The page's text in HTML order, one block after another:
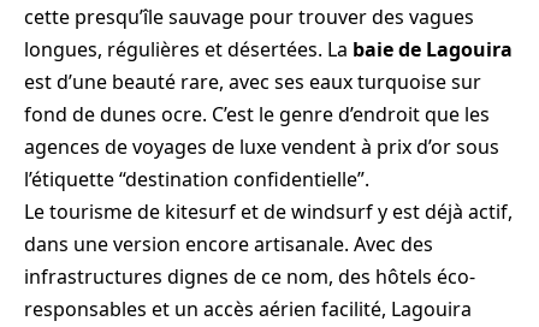
cette presqu’île sauvage pour trouver des vagues
longues, régulières et désertées. La baie de Lagouira
est d’une beauté rare, avec ses eaux turquoise sur
fond de dunes ocre. C’est le genre d’endroit que les
agences de voyages de luxe vendent à prix d’or sous
l’étiquette “destination confidentielle”.
Le tourisme de kitesurf et de windsurf y est déjà actif,
dans une version encore artisanale. Avec des
infrastructures dignes de ce nom, des hôtels éco-
responsables et un accès aérien facilité, Lagouira